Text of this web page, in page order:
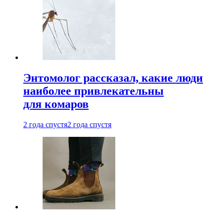
Энтомолог рассказал, какие люди
наиболее привлекательны
для комаров
2 года спустя2 года спустя